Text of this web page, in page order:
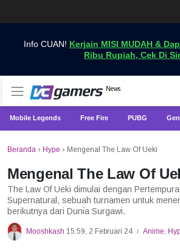
Info CUAN! Kerjain MISI MUDAH &
Ribu Rupiah, Cek Di
VCGamers
News
Dapatkan Berita Games
Mobile Legends Free Fire PUBG
Beranda › Hype › Mengenal The Law Of Ueki
Mengenal The Law Of
The Law Of Ueki dimulai dengan
Supernatural, sebuah turnamen untuk
berikutnya dari Dunia Surgawi.
Mooshkash 15:59, 2 Februari 24 / Anime,